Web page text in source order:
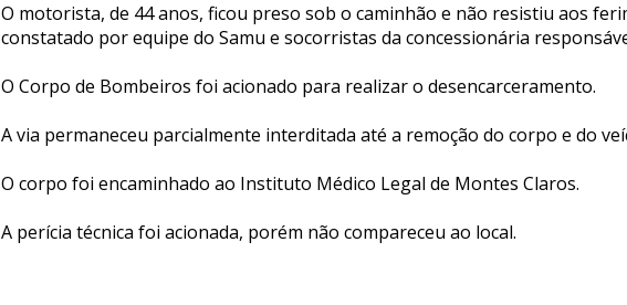
O motorista, de 44 anos, ficou preso sob o caminhão e não resistiu aos
constatado por equipe do Samu e socorristas da concessionária
O Corpo de Bombeiros foi acionado para realizar o desencarceramento.
A via permaneceu parcialmente interditada até a remoção do corpo e do
O corpo foi encaminhado ao Instituto Médico Legal de Montes Claros.
A perícia técnica foi acionada, porém não compareceu ao local.